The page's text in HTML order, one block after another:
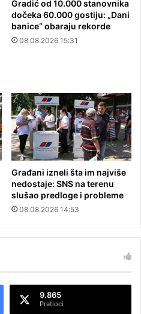
Gradić od 10.000 stanovnika
dočeka 60.000 gostiju: „Dani
banice“ obaraju rekorde
08.08.2026 15:31
Građani izneli šta im najviše
nedostaje: SNS na terenu
slušao predloge i probleme
08.08.2026 14:53
9.865
Pratioci